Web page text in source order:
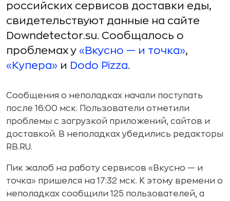
российских сервисов доставки еды,
свидетельствуют данные на сайте
Downdetector.su. Сообщалось о
проблемах у «Вкусно — и точка»,
«Купера» и Dodo Pizza.
Сообщения о неполадках начали поступать
после 16:00 мск. Пользователи отметили
проблемы с загрузкой приложений, сайтов и
доставкой. В неполадках убедились редакторы
RB.RU.
Пик жалоб на работу сервисов «Вкусно — и
точка» пришелся на 17:32 мск. К этому времени о
неполадках сообщили 125 пользователей, а